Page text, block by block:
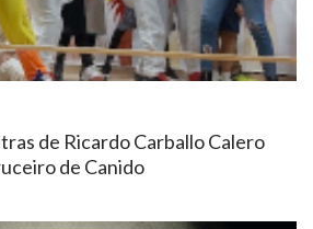
de Ricardo Carballo Calero
de Canido